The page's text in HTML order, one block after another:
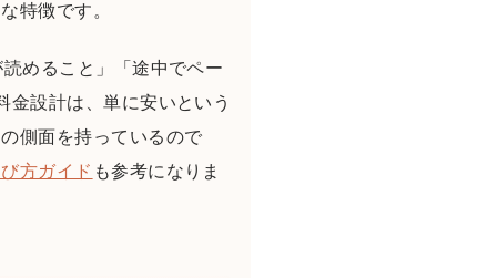
特徴です。
めること」「途中でペー
設計は、単に安いという
側面を持っているので
方ガイド も参考になりま